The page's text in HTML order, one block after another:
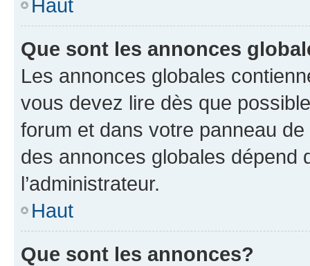
Haut
Que sont les annonces
Les annonces globales
vous devez lire dès que
forum et dans votre panneau
des annonces globales dépend
l’administrateur.
Haut
Que sont les annonces?